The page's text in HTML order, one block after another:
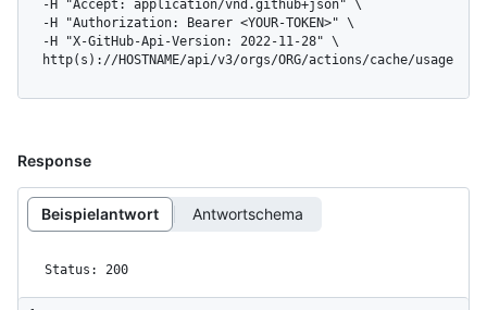
  http(s)://HOSTNAME/api/v3/orgs/ORG/actions/cache/usage
Response
Beispielantwort Antwortschema
Status: 200